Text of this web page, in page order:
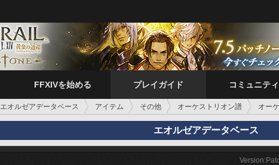
FFXIVを始める プレイガイド コミュニティ
エオルゼアデータベース アイテム その他 オーケストリオン譜 オー
エオルゼアデータベース